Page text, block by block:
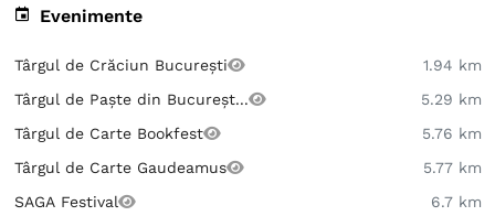
Evenimente
Târgul de Crăciun București
1.94 km
Târgul de Paște din Bucureșt...
5.29 km
Târgul de Carte Bookfest
5.76 km
Târgul de Carte Gaudeamus
5.77 km
SAGA Festival
6.7 km